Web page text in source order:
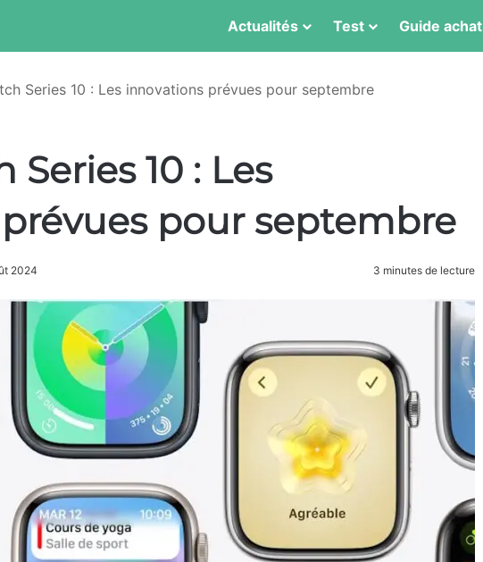
Actualités Test Guide achat
Series 10 : Les innovations prévues pour septembre
10 : Les
pour septembre
2024 3 minutes de lecture